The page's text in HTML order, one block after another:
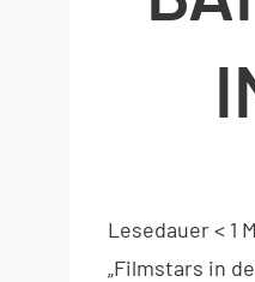
Lesedauer< 1
„Filmstars in